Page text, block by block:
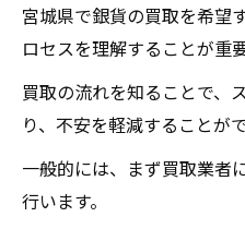
保管中の事故を
安全な保管方法
買取手続きのス
宮城県で銀貨の買取を希望
ロセスを理解することが重要
買取の流れを知ることで、
り、不安を軽減することが
一般的には、まず買取業者
行います。